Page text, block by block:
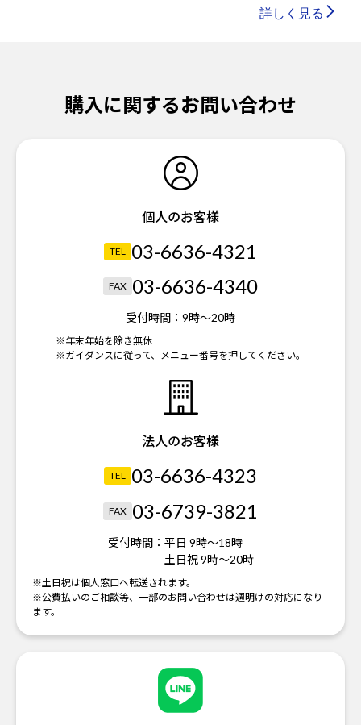
詳しく見る
購入に関するお問い合わせ
個人のお客様
TEL 03-6636-4321
FAX 03-6636-4340
受付時間： 9時～20時
※年末年始を除き無休
※ガイダンスに従って、メニュー番号を押してください。
法人のお客様
TEL 03-6636-4323
FAX 03-6739-3821
受付時間： 平日 9時～18時
土日祝 9時～20時
※土日祝は個人窓口へ転送されます。
※公費払いのご相談等、一部のお問い合わせは週明けの対応になり
ます。